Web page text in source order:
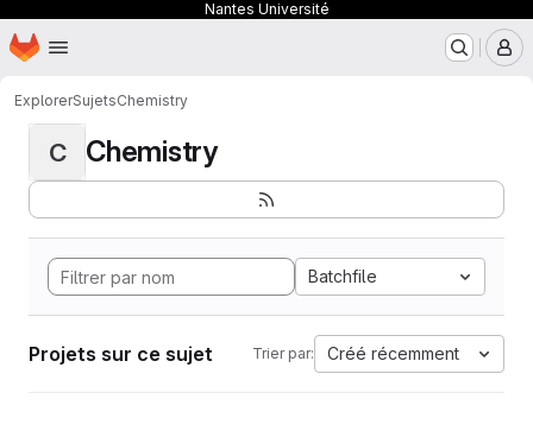
Nantes Université
Passer au contenu principal
Page d'accueil
ExplorerSujetsChemistry
C Chemistry
Batchfile
Projets sur ce sujet Trier par: Créé récemment